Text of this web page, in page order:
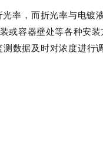
率，而折光率与电镀
或容器壁处等各种安装
数据及时对浓度进行